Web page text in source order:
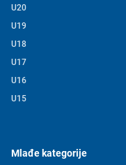
U20
U19
U18
U17
U16
U15
Mlađe kategorije